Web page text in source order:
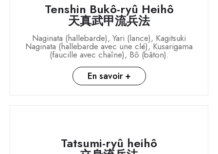
Tenshin Bukô-ryû Heihô
天真武甲流兵法
Naginata (hallebarde), Yari (lance), Kagitsuki
Naginata (hallebarde avec une clé), Kusarigama
(faucille avec chaîne), Bô (bâton).
En savoir +
Tatsumi-ryû heihô